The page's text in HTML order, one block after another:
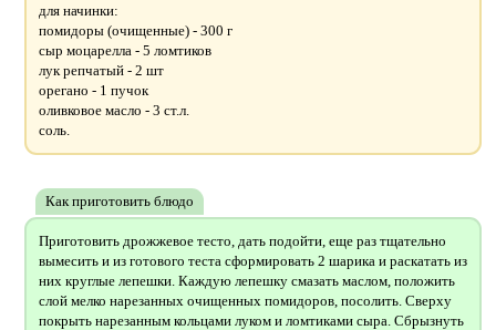
для начинки:
помидоры (очищенные) - 300 г
сыр моцарелла - 5 ломтиков
лук репчатый - 2 шт
орегано - 1 пучок
оливковое масло - 3 ст.л.
соль.
Как приготовить блюдо
Приготовить дрожжевое тесто, дать подойти, еще раз тщательно
вымесить и из готового теста сформировать 2 шарика и раскатать из
них круглые лепешки. Каждую лепешку смазать маслом, положить
слой мелко нарезанных очищенных помидоров, посолить. Сверху
покрыть нарезанным кольцами луком и ломтиками сыра. Сбрызнуть